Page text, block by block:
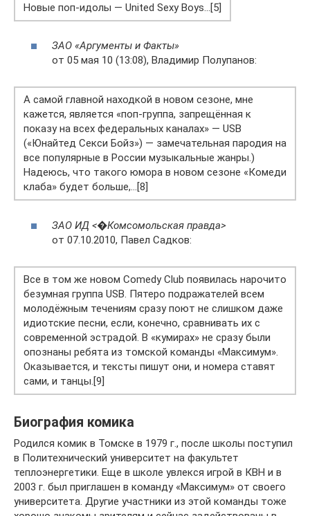
Новые поп-идолы — United Sexy Boys…[5]
ЗАО «Аргументы и Факты»
от 05 мая 10 (13:08), Владимир Полупанов:
А самой главной находкой в новом сезоне, мне
кажется, является «поп-группа, запрещённая к
показу на всех федеральных каналах» — USB
(«Юнайтед Секси Бойз») — замечательная пародия на
все популярные в России музыкальные жанры.)
Надеюсь, что такого юмора в новом сезоне «Комеди
клаба» будет больше,…[8]
ЗАО ИД <�Комсомольская правда>
от 07.10.2010, Павел Садков:
Все в том же новом Comedy Club появилась нарочито
безумная группа USB. Пятеро подражателей всем
молодёжным течениям сразу поют не слишком даже
идиотские песни, если, конечно, сравнивать их с
современной эстрадой. В «кумирах» не сразу были
опознаны ребята из томской команды «Максимум».
Оказывается, и тексты пишут они, и номера ставят
сами, и танцы.[9]
Биография комика
Родился комик в Томске в 1979 г., после школы поступил
в Политехнический университет на факультет
теплоэнергетики. Еще в школе увлекся игрой в КВН и в
2003 г. был приглашен в команду «Максимум» от своего
университета. Другие участники из этой команды тоже